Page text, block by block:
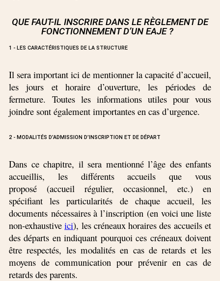
QUE FAUT-IL INSCRIRE DANS LE RÈGLEMENT DE
FONCTIONNEMENT D’UN EAJE ?
1 - LES CARACTÉRISTIQUES DE LA STRUCTURE
Il sera important ici de mentionner la capacité d’accueil,
les jours et horaire d’ouverture, les périodes de
fermeture. Toutes les informations utiles pour vous
joindre sont également importantes en cas d’urgence.
2 - MODALITÉS D’ADMISSION D’INSCRIPTION ET DE DÉPART
Dans ce chapitre, il sera mentionné l’âge des enfants
accueillis, les différents accueils que vous
proposé (accueil régulier, occasionnel, etc.) en
spécifiant les particularités de chaque accueil, les
documents nécessaires à l’inscription (en voici une liste
non-exhaustiveici), les créneaux horaires des accueils et
des départs en indiquant pourquoi ces créneaux doivent
être respectés, les modalités en cas de retards et les
moyens de communication pour prévenir en cas de
retards des parents.